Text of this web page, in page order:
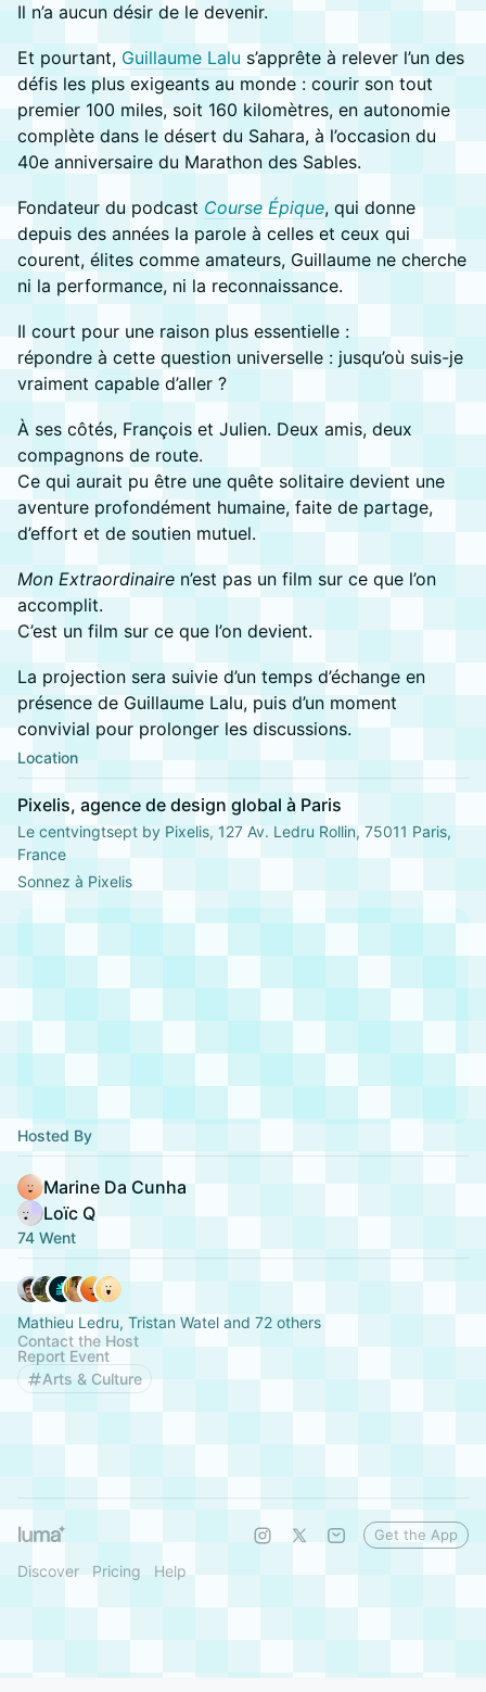
Il n’a aucun désir de le devenir.
Et pourtant, Guillaume Lalu s’apprête à relever l’un des
défis les plus exigeants au monde : courir son tout
premier 100 miles, soit 160 kilomètres, en autonomie
complète dans le désert du Sahara, à l’occasion du
40e anniversaire du Marathon des Sables.
Fondateur du podcast Course Épique, qui donne
depuis des années la parole à celles et ceux qui
courent, élites comme amateurs, Guillaume ne cherche
ni la performance, ni la reconnaissance.
Il court pour une raison plus essentielle :
répondre à cette question universelle : jusqu’où suis-je
vraiment capable d’aller ?
À ses côtés, François et Julien. Deux amis, deux
compagnons de route.
Ce qui aurait pu être une quête solitaire devient une
aventure profondément humaine, faite de partage,
d’effort et de soutien mutuel.
Mon Extraordinaire n’est pas un film sur ce que l’on
accomplit.
C’est un film sur ce que l’on devient.
La projection sera suivie d’un temps d’échange en
présence de Guillaume Lalu, puis d’un moment
convivial pour prolonger les discussions.
Location
Pixelis, agence de design global à Paris
Le centvingtsept by Pixelis, 127 Av. Ledru Rollin, 75011 Paris,
France
Sonnez à Pixelis
Hosted By
Marine Da Cunha
Loïc Q
74 Went
Mathieu Ledru, Tristan Watel and 72 others
Contact the Host
Report Event
Arts & Culture
Discover Pricing Help
Get the App